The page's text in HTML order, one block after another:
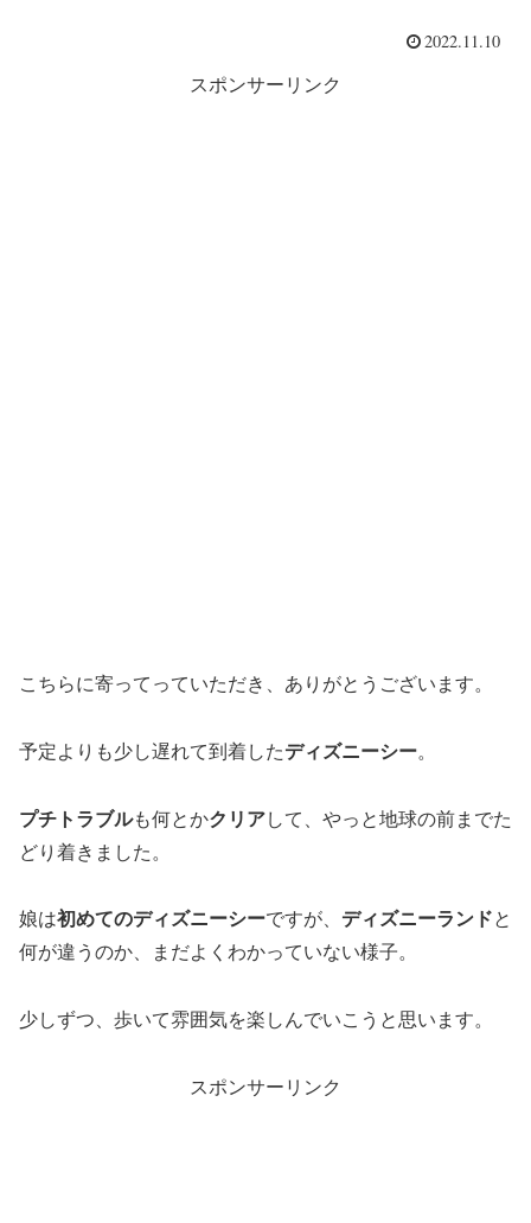
2022.11.10
スポンサーリンク
こちらに寄ってっていただき、ありがとうございます。
予定よりも少し遅れて到着したディズニーシー。
プチトラブルも何とかクリアして、やっと地球の前までた
どり着きました。
娘は初めてのディズニーシーですが、 ディズニーランドと
何が違うのか、まだよくわかっていない様子。
少しずつ、歩いて雰囲気を楽しんでいこうと思います。
スポンサーリンク